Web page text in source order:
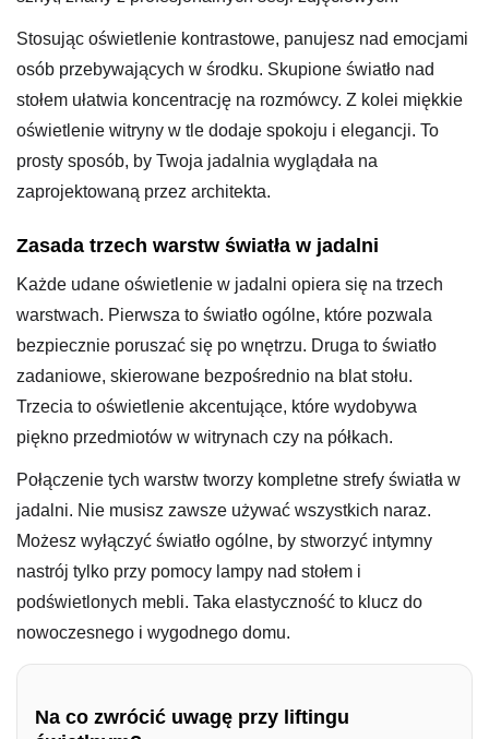
Stosując oświetlenie kontrastowe, panujesz nad emocjami
osób przebywających w środku. Skupione światło nad
stołem ułatwia koncentrację na rozmówcy. Z kolei miękkie
oświetlenie witryny w tle dodaje spokoju i elegancji. To
prosty sposób, by Twoja jadalnia wyglądała na
zaprojektowaną przez architekta.
Zasada trzech warstw światła w jadalni
Każde udane oświetlenie w jadalni opiera się na trzech
warstwach. Pierwsza to światło ogólne, które pozwala
bezpiecznie poruszać się po wnętrzu. Druga to światło
zadaniowe, skierowane bezpośrednio na blat stołu.
Trzecia to oświetlenie akcentujące, które wydobywa
piękno przedmiotów w witrynach czy na półkach.
Połączenie tych warstw tworzy kompletne strefy światła w
jadalni. Nie musisz zawsze używać wszystkich naraz.
Możesz wyłączyć światło ogólne, by stworzyć intymny
nastrój tylko przy pomocy lampy nad stołem i
podświetlonych mebli. Taka elastyczność to klucz do
nowoczesnego i wygodnego domu.
Na co zwrócić uwagę przy liftingu